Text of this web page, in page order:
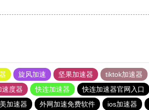
旋风加速 坚果加速器 tiktok加速器
速度器 快连加速器 快连加速器官网入口
加速器 外网加速免费软件 ios加速器